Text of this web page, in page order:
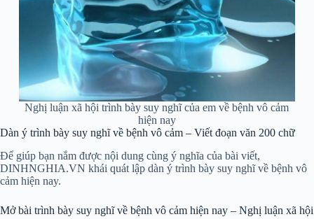
Nghị luận xã hội trình bày suy nghĩ của em về bệnh vô cảm
hiện nay
Dàn ý trình bày suy nghĩ về bệnh vô cảm – Viết đoạn văn 200 chữ
Để giúp bạn nắm được nội dung cùng ý nghĩa của bài viết,
DINHNGHIA.VN khái quát lập dàn ý trình bày suy nghĩ về bệnh vô
cảm hiện nay.
Mở bài trình bày suy nghĩ về bệnh vô cảm hiện nay – Nghị luận xã hội